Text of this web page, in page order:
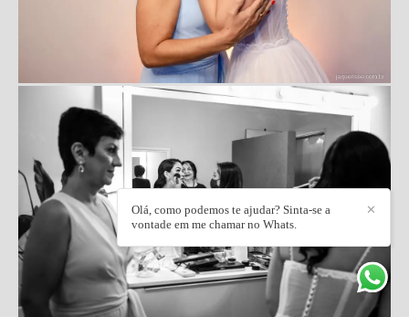
✕
Olá, como podemos te ajudar? Sinta-se a
vontade em me chamar no Whats.